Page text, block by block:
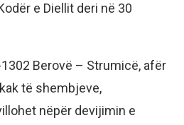
e Diellit deri në 30
Berovë – Strumicë, afër
të shembjeve,
nëpër devijimin e